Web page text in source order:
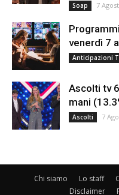
Soap 7
venerdì 7
Anticipazioni
Ascolti tv
mani
Ascolti 7
Chi siamo Lo staff
Disclaimer